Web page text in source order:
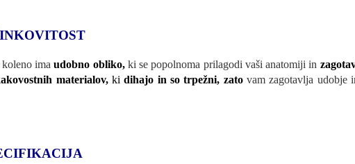
koleno imaudobno obliko, ki se popolnoma prilagodi vaši anatomiji in
materialov, kidihajo in so trpežni, zato vam zagotavlja udobje